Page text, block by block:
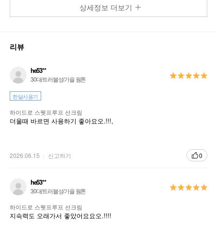
상세정보 더보기
리뷰
he53**
30대/트러블성/가을 웜톤
한달사용기
하이드로 스웻프루프 선크림
더울때 바르면 사용하기 좋아요오.!!!,
2026.06.15 신고하기 0
he53**
30대/트러블성/가을 웜톤
하이드로 스웻프루프 선크림
지속력도 오래가서 좋았어요요오.!!!!